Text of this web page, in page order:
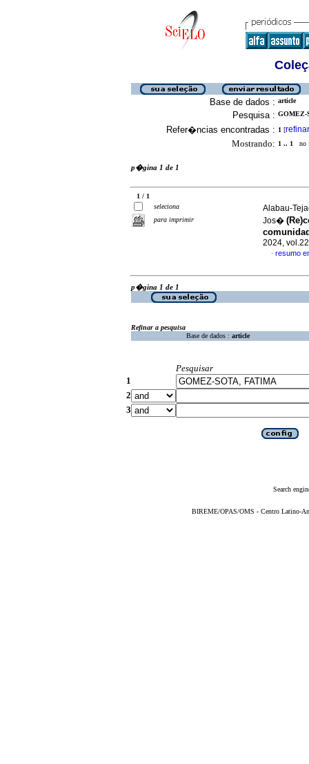
Base de dados : article
Pesquisa : GOMEZ-
Refer�ncias encontradas : 1 [refinar
Mostrando: 1 .. 1 no
p�gina 1 de 1
1 / 1
seleciona
para imprimir
Alabau-
Jos�
2024,
· resumo
p�gina 1 de 1
Refinar a pesquisa
Base de dados : article
Pesquisar
1
2
3
Search
BIREME/OPAS/OMS - Centro Latino-